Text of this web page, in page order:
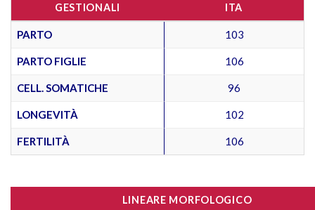
GESTIONALI ITA
PARTO 103
PARTO FIGLIE 106
CELL. SOMATICHE 96
LONGEVITÀ 102
FERTILITÀ 106
LINEARE MORFOLOGICO